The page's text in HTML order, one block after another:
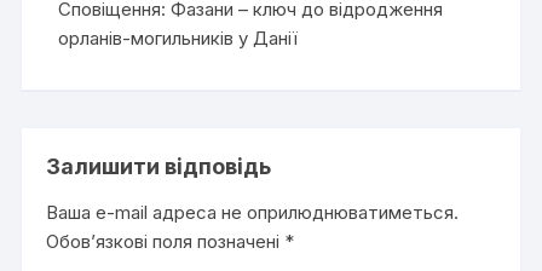
Сповіщення:Фазани – ключ до відродження
орланів-могильників у Данії
Залишити відповідь
Ваша e-mail адреса не оприлюднюватиметься.
Обов’язкові поля позначені *